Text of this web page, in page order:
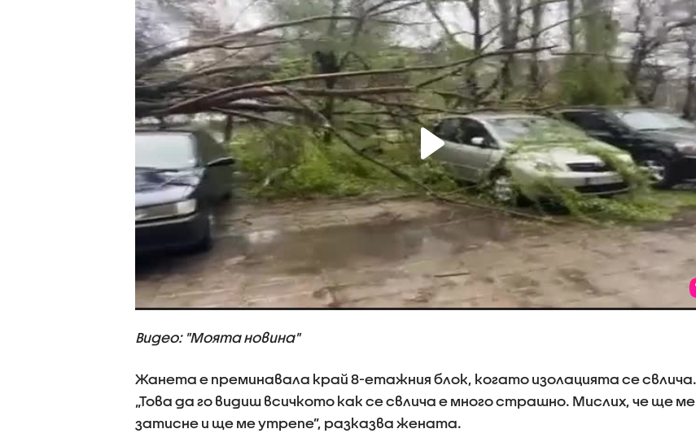
Видео: "Моята новина"
Жанета е преминавала край 8-етажния блок, когато изолацията се свлича.
„Това да го видиш всичкото как се свлича е много страшно. Мислих, че ще ме
затисне и ще ме утрепе”, разказва жената.